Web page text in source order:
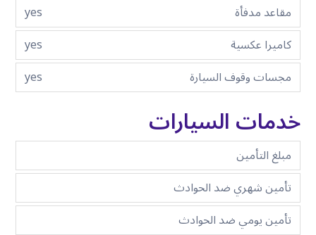
مقاعد مدفأة
yes
كاميرا عكسية
yes
مجسات وقوف السيارة
yes
خدمات السيارات
مبلغ التأمين
تأمين شهري ضد الحوادث
تأمين يومي ضد الحوادث